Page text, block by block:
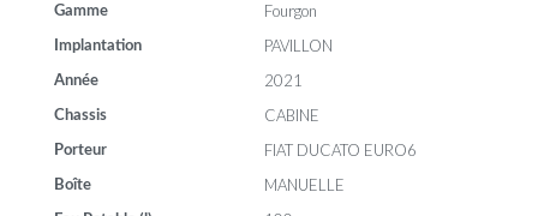
Gamme Fourgon
Implantation PAVILLON
Année 2021
Chassis CABINE
Porteur FIAT DUCATO EURO6
Boîte MANUELLE